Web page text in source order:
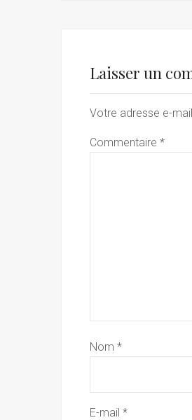
Laisser un
Votre adresse e-
Commentaire *
Nom *
E-mail *